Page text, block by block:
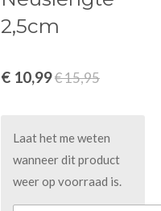
2,5cm
€ 10,99€ 15,95
Laat het me weten
wanneer dit product
weer op voorraad is.